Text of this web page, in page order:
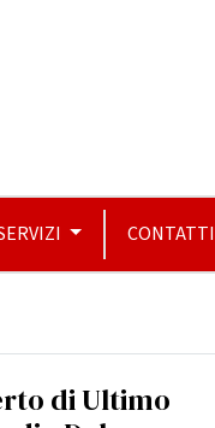
CONTATTI
di Ultimo